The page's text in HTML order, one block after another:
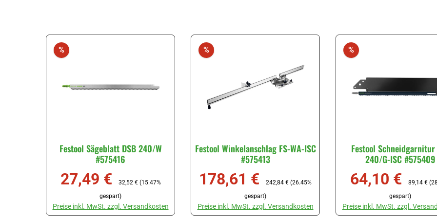
%Rabatt
Festool Sägeblatt DSB 240/W
#575416
Verkaufspreis:
27,49 € Regulärer Preis:
32,52 € (15.47%
gespart)
Preise inkl. MwSt. zzgl. Versandkosten
Produkt Anzahl: Gib den gewünschten Wert ein oder benutze die Schaltflächen um die Anzahl zu erhöhen oder zu reduzieren.
%Rabatt
Festool Winkelanschlag FS-WA-ISC
#575413
Verkaufspreis:
178,61 € Regulärer Preis:
242,84 € (26.45%
gespart)
Preise inkl. MwSt. zzgl. Versandkosten
Produkt Anzahl: Gib den gewünschten Wert ein oder benutze die Schaltflächen
%Rabatt
Festool Schneidgarnitur
240/G-ISC #575409
Verkaufspreis:
64,10 € Regulärer
89,14 €
gespart)
Preise inkl. MwSt. zzgl.
Produkt Anzahl: Gib den